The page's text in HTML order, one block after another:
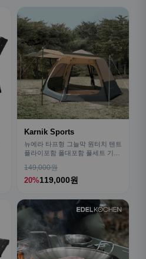
Karnik Sports
뉴에라 타프형 그늘막 원터치 텐트
플라이포함 폴대포함 풀세트 기본
149,000원
20%119,000원